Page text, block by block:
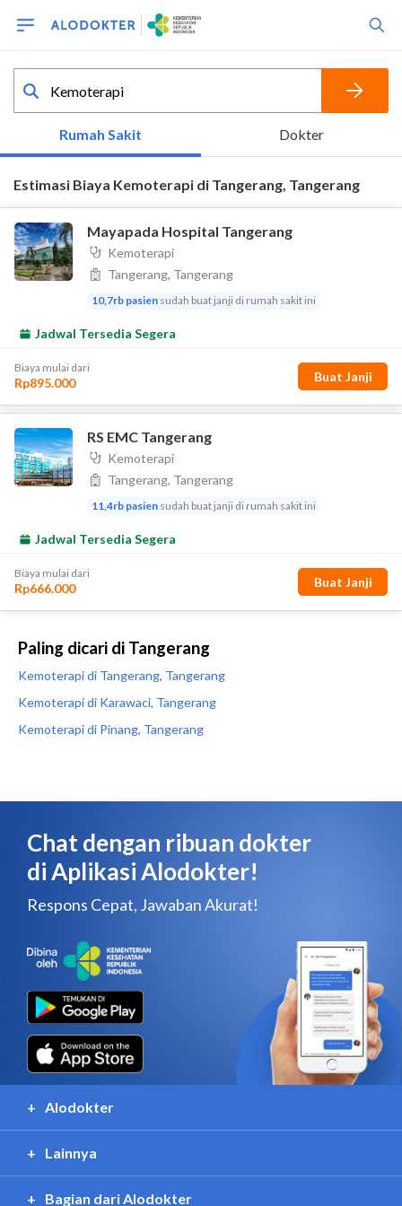
Paling dicari di Tangerang
Kemoterapi di Tangerang, Tangerang
Kemoterapi di Karawaci, Tangerang
Kemoterapi di Pinang, Tangerang